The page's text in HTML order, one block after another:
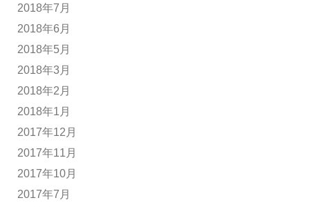
2018年7月
2018年6月
2018年5月
2018年3月
2018年2月
2018年1月
2017年12月
2017年11月
2017年10月
2017年7月